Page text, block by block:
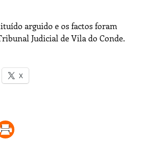
arguido e os factos foram
Judicial de Vila do Conde.
X